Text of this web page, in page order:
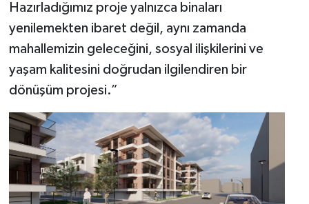
Hazırladığımız proje yalnızca binaları
yenilemekten ibaret değil, aynı zamanda
mahallemizin geleceğini, sosyal ilişkilerini ve
yaşam kalitesini doğrudan ilgilendiren bir
dönüşüm projesi.”